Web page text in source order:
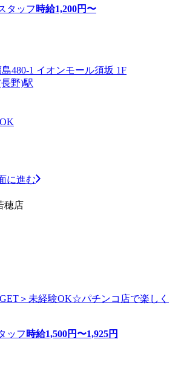
タッフ 時給1,200円〜
480-1 イオンモール須坂 1F
野)駅
に進む
穂店
＞未経験OK☆パチンコ店で楽しく
ッフ 時給1,500円〜1,925円